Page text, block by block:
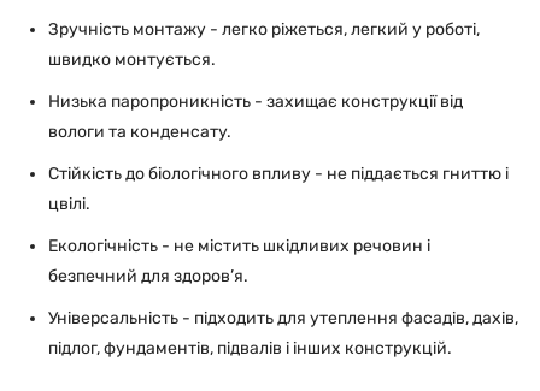
Зручність монтажу - легко ріжеться, легкий у роботі,
швидко монтується.
Низька паропроникність - захищає конструкції від
вологи та конденсату.
Стійкість до біологічного впливу - не піддається гниттю і
цвілі.
Екологічність - не містить шкідливих речовин і
безпечний для здоров’я.
Універсальність - підходить для утеплення фасадів, дахів,
підлог, фундаментів, підвалів і інших конструкцій.